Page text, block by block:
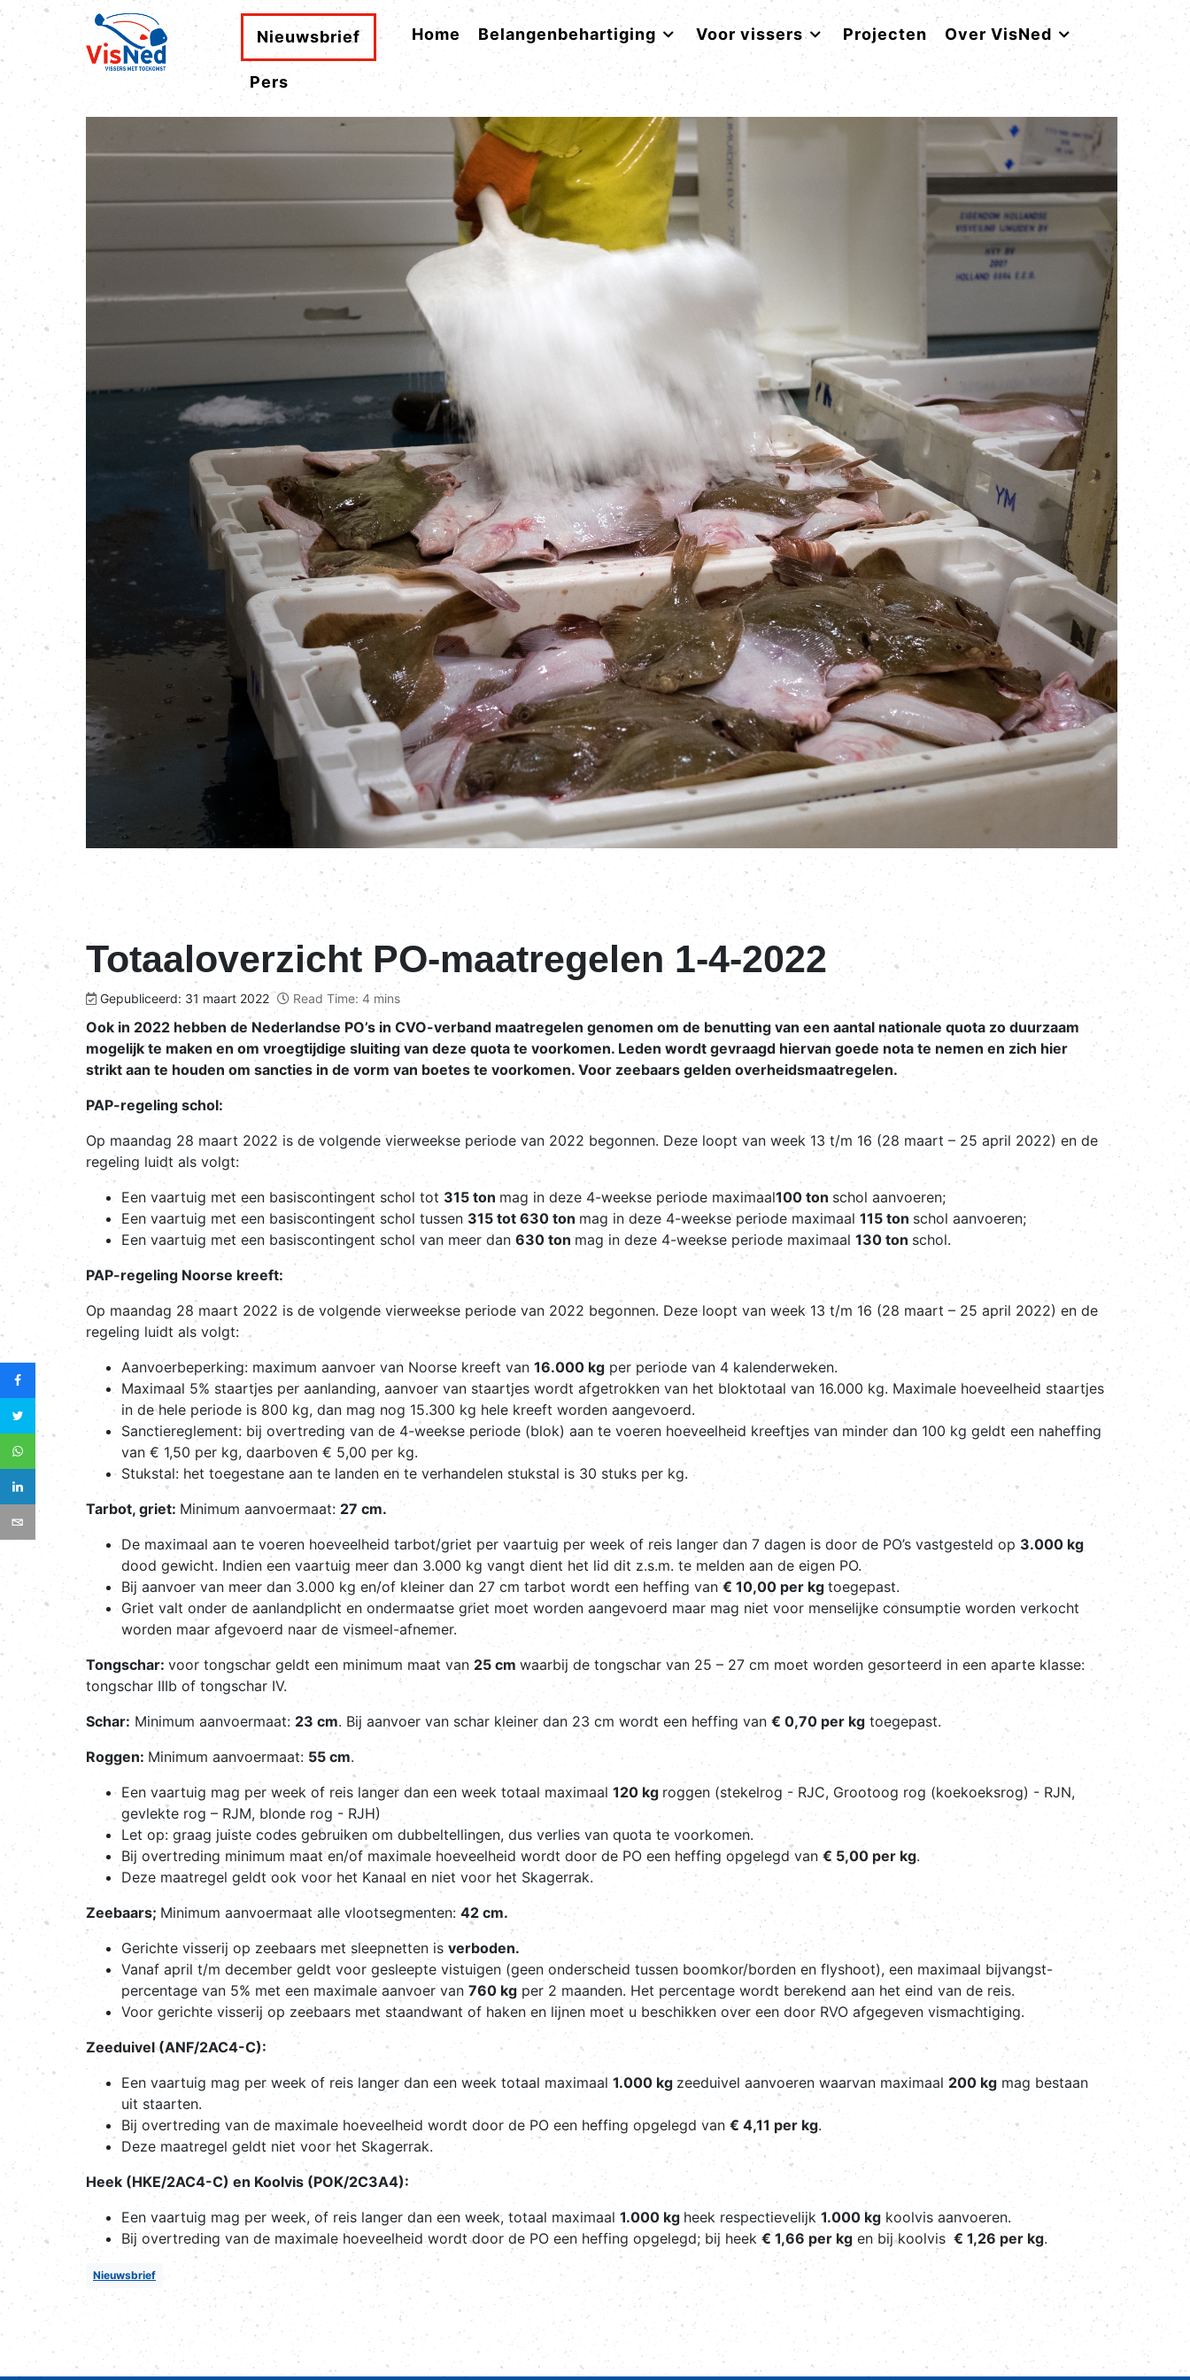
Nieuwsbrief Home Belangenbehartiging Voor vissers Projecten Over VisNed
Pers
Totaaloverzicht PO-maatregelen 1-4-2022
Gepubliceerd: 31 maart 2022 Read Time: 4 mins
Ook in 2022 hebben de Nederlandse PO’s in CVO-verband maatregelen genomen om de benutting van een aantal nationale quota zo duurzaam
mogelijk te maken en om vroegtijdige sluiting van deze quota te voorkomen. Leden wordt gevraagd hiervan goede nota te nemen en zich hier
strikt aan te houden om sancties in de vorm van boetes te voorkomen. Voor zeebaars gelden overheidsmaatregelen.
PAP-regeling schol:
Op maandag 28 maart 2022 is de volgende vierweekse periode van 2022 begonnen. Deze loopt van week 13 t/m 16 (28 maart – 25 april 2022) en de
regeling luidt als volgt:
Een vaartuig met een basiscontingent schol tot 315 ton mag in deze 4-weekse periode maximaal100 ton schol aanvoeren;
Een vaartuig met een basiscontingent schol tussen 315 tot 630 ton mag in deze 4-weekse periode maximaal 115 ton schol aanvoeren;
Een vaartuig met een basiscontingent schol van meer dan 630 tonmag in deze 4-weekse periode maximaal 130 ton schol.
PAP-regeling Noorse kreeft:
Op maandag 28 maart 2022 is de volgende vierweekse periode van 2022 begonnen. Deze loopt van week 13 t/m 16 (28 maart – 25 april 2022) en de
regeling luidt als volgt:
Aanvoerbeperking: maximum aanvoer van Noorse kreeft van 16.000 kg per periode van 4 kalenderweken.
Maximaal 5% staartjes per aanlanding, aanvoer van staartjes wordt afgetrokken van het bloktotaal van 16.000 kg. Maximale hoeveelheid staartjes
in de hele periode is 800 kg, dan mag nog 15.300 kg hele kreeft worden aangevoerd.
Sanctiereglement: bij overtreding van de 4-weekse periode (blok) aan te voeren hoeveelheid kreeftjes van minder dan 100 kg geldt een naheffing
van € 1,50 per kg, daarboven € 5,00 per kg.
Stukstal: het toegestane aan te landen en te verhandelen stukstal is 30 stuks per kg.
Tarbot, griet:Minimum aanvoermaat: 27 cm.
De maximaal aan te voeren hoeveelheid tarbot/griet per vaartuig per week of reis langer dan 7 dagen is door de PO’s vastgesteld op 3.000 kg
dood gewicht. Indien een vaartuig meer dan 3.000 kg vangt dient het lid dit z.s.m. te melden aan de eigen PO.
Bij aanvoer van meer dan 3.000 kg en/of kleiner dan 27 cm tarbot wordt een heffing van€ 10,00 per kg toegepast.
Griet valt onder de aanlandplicht en ondermaatse griet moet worden aangevoerd maar mag niet voor menselijke consumptie worden verkocht
worden maar afgevoerd naar de vismeel-afnemer.
Tongschar: voor tongschar geldt een minimum maat van 25 cm waarbij de tongschar van 25 – 27 cm moet worden gesorteerd in een aparte klasse:
tongschar IIIb of tongschar IV.
Schar: Minimum aanvoermaat: 23 cm. Bij aanvoer van schar kleiner dan 23 cm wordt een heffing van € 0,70 per kg toegepast.
Roggen: Minimum aanvoermaat: 55 cm.
Een vaartuig mag per week of reis langer dan een week totaal maximaal 120 kg roggen (stekelrog - RJC, Grootoog rog (koekoeksrog) - RJN,
gevlekte rog – RJM, blonde rog - RJH)
Let op: graag juiste codes gebruiken om dubbeltellingen, dus verlies van quota te voorkomen.
Bij overtreding minimum maat en/of maximale hoeveelheid wordt door de PO een heffing opgelegd van € 5,00 per kg.
Deze maatregel geldt ook voor het Kanaal en niet voor het Skagerrak.
Zeebaars; Minimum aanvoermaat alle vlootsegmenten: 42 cm.
Gerichte visserij op zeebaars met sleepnetten is verboden.
Vanaf april t/m december geldt voor gesleepte vistuigen (geen onderscheid tussen boomkor/borden en flyshoot), een maximaal bijvangst-
percentage van 5% met een maximale aanvoer van 760 kg per 2 maanden. Het percentage wordt berekend aan het eind van de reis.
Voor gerichte visserij op zeebaars met staandwant of haken en lijnen moet u beschikken over een door RVO afgegeven vismachtiging.
Zeeduivel (ANF/2AC4-C):
Een vaartuig mag per week of reis langer dan een week totaal maximaal 1.000 kg zeeduivel aanvoeren waarvan maximaal 200 kg mag bestaan
uit staarten.
Bij overtreding van de maximale hoeveelheid wordt door de PO een heffing opgelegd van € 4,11 per kg.
Deze maatregel geldt niet voor het Skagerrak.
Heek (HKE/2AC4-C) en Koolvis (POK/2C3A4):
Een vaartuig mag per week, of reis langer dan een week, totaal maximaal 1.000 kg heek respectievelijk 1.000 kg koolvis aanvoeren.
Bij overtreding van de maximale hoeveelheid wordt door de PO een heffing opgelegd; bij heek € 1,66 per kg en bij koolvis € 1,26 per kg.
Nieuwsbrief